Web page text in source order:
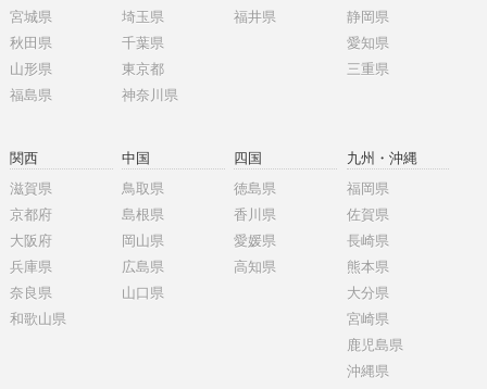
宮城県
秋田県
山形県
福島県
埼玉県
千葉県
東京都
神奈川県
福井県
静岡県
愛知県
三重県
関西
滋賀県
京都府
大阪府
兵庫県
奈良県
和歌山県
中国
鳥取県
島根県
岡山県
広島県
山口県
四国
徳島県
香川県
愛媛県
高知県
九州・沖縄
福岡県
佐賀県
長崎県
熊本県
大分県
宮崎県
鹿児島県
沖縄県